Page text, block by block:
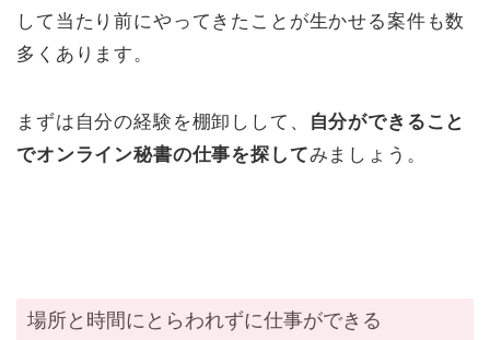
して当たり前にやってきたことが生かせる案件も数
多くあります。
まずは自分の経験を棚卸しして、
自分ができること
でオンライン秘書の仕事を探してみましょう。
場所と時間にとらわれずに仕事ができる